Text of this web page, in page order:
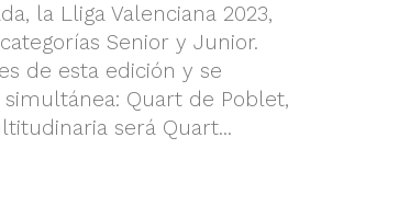
la Lliga Valenciana 2023,
Senior y Junior.
de esta edición y se
Quart de Poblet,
será Quart...